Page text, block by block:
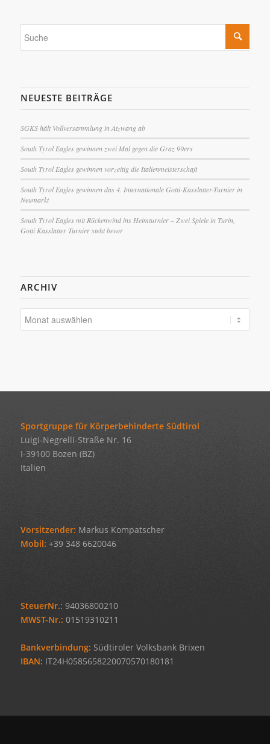
NEUESTE BEITRÄGE
SGKS hält Vollversammlung in Atzwang ab
South Tyrol Eagles gewinnen zwei Mal gegen die Graz 99ers
South Tyrol Eagles gewinnen vorzeitig die Italienmeisterschaft
South Tyrol Eagles gewinnen das 4. Internationale Gotti-Kasslatter-Turnier in
Neumarkt
South Tyrol Eagles mit Rückenwind ins Heimturnier – Zwei Spiele in Turin,
Gotti Kasslatter Turnier steht bevor
ARCHIV
Sportgruppe für Körperbehinderte Südtirol
Luigi-Negrelli-Straße Nr. 16
I-39100 Bozen (BZ)
Italien
Vorsitzender: Markus Kompatscher
Mobil: +39 348 6620046
SteuerNr.: 94036800210
MWST-Nr.: 01519310211
Bankverbindung: Südtiroler Volksbank Brixen
IBAN: IT24H0585658220070570180181